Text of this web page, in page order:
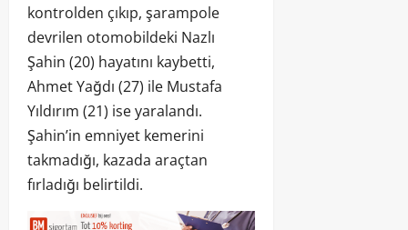
kontrolden çıkıp, şarampole
devrilen otomobildeki Nazlı
Şahin (20) hayatını kaybetti,
Ahmet Yağdı (27) ile Mustafa
Yıldırım (21) ise yaralandı.
Şahin’in emniyet kemerini
takmadığı, kazada araçtan
fırladığı belirtildi.